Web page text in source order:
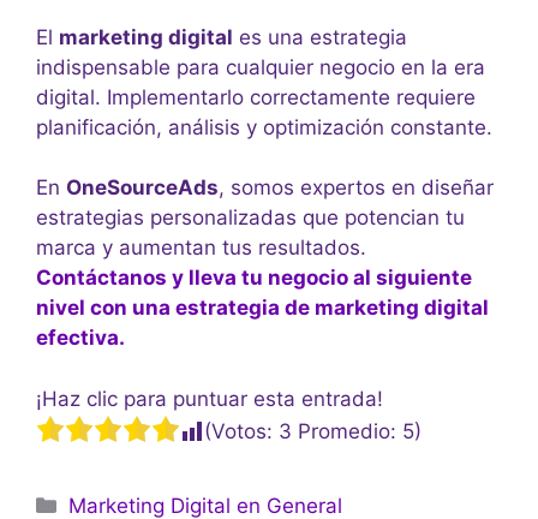
El marketing digital es una estrategia
indispensable para cualquier negocio en la era
digital. Implementarlo correctamente requiere
planificación, análisis y optimización constante.
En OneSourceAds, somos expertos en diseñar
estrategias personalizadas que potencian tu
marca y aumentan tus resultados.
Contáctanos y lleva tu negocio al siguiente
nivel con una estrategia de marketing digital
efectiva.
¡Haz clic para puntuar esta entrada!
(Votos: 3 Promedio: 5)
Marketing Digital en General